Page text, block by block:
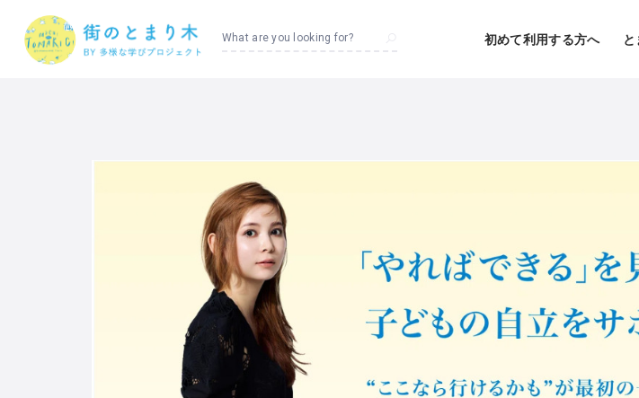
What are you looking for? 初めて利用する方へ